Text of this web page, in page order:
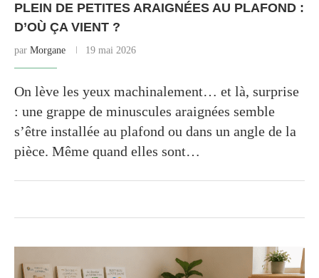
PLEIN DE PETITES ARAIGNÉES AU PLAFOND :
D’OÙ ÇA VIENT ?
par Morgane 19 mai 2026
On lève les yeux machinalement… et là, surprise
: une grappe de minuscules araignées semble
s’être installée au plafond ou dans un angle de la
pièce. Même quand elles sont…